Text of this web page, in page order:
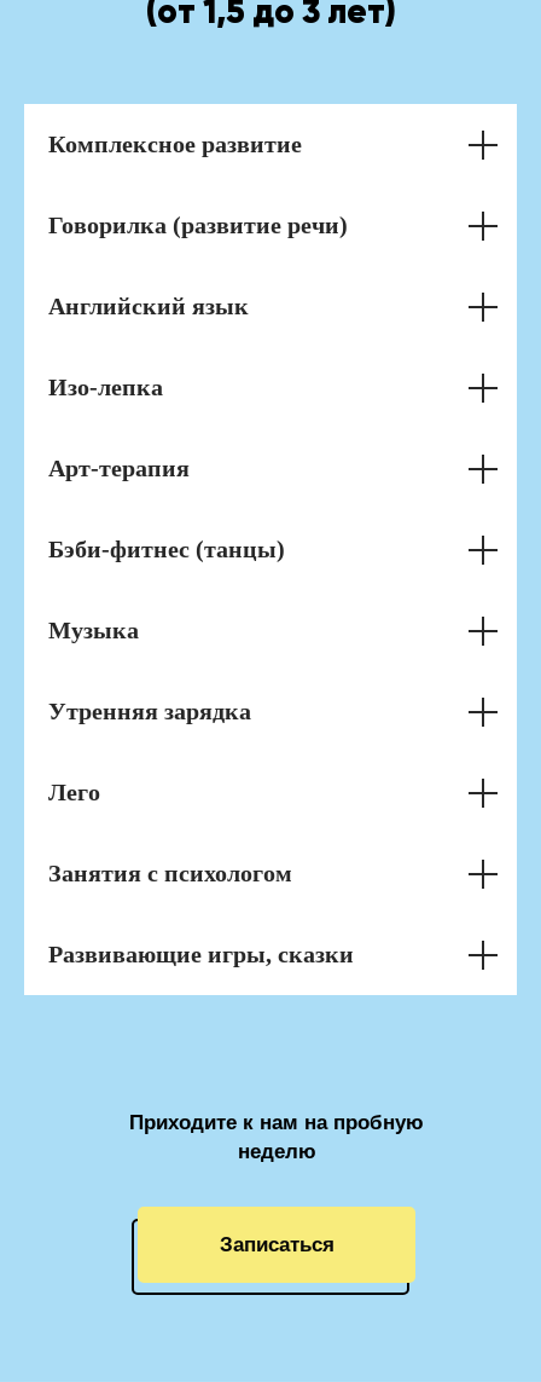
(от 1,5 до 3 лет)
Комплексное развитие
Говорилка (развитие речи)
Английский язык
Изо-лепка
Арт-терапия
Бэби-фитнес (танцы)
Музыка
Утренняя зарядка
Лего
Занятия с психологом
Развивающие игры, сказки
Приходите к нам на пробную
неделю
Записаться